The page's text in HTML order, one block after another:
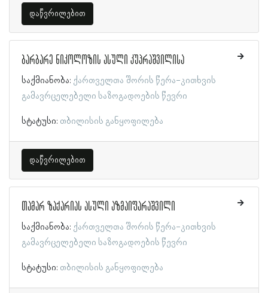
დაწვრილებით
ბარბარე ნიკოლოზის ასული კუპრაშვილისა
საქმიანობა: ქართველთა შორის წერა-კითხვის
გამავრცელებელი საზოგადოების წევრი
სტატუსი: თბილისის განყოფილება
დაწვრილებით
თამარ ზაქარიას ასული აზმაიფარაშვილი
საქმიანობა: ქართველთა შორის წერა-კითხვის
გამავრცელებელი საზოგადოების წევრი
სტატუსი: თბილისის განყოფილება